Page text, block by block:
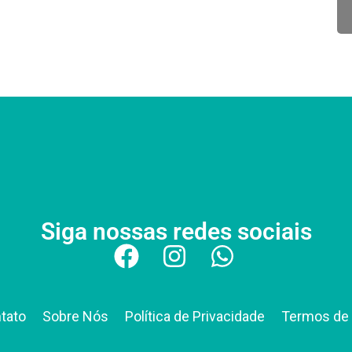
Siga nossas redes sociais
Sobre Nós Política de Privacidade Termos de